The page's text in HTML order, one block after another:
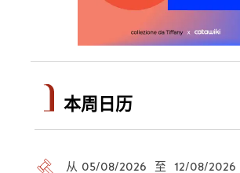
本周日历
从 05/08/2026 至 12/08/2026